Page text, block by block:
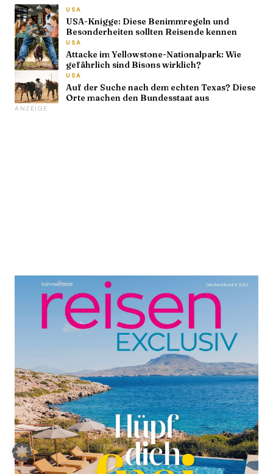
USA
USA-Knigge: Diese Benimmregeln und
Besonderheiten sollten Reisende kennen
USA
Attacke im Yellowstone-Nationalpark: Wie
gefährlich sind Bisons wirklich?
USA
Auf der Suche nach dem echten Texas? Diese
Orte machen den Bundesstaat aus
ANZEIGE